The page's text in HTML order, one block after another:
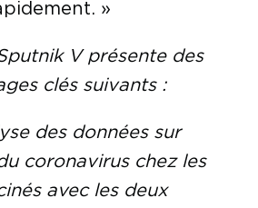
»
V présente des
clés suivants :
des données sur
coronavirus chez les
avec les deux